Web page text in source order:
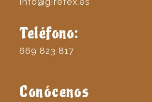
Teléfono:
669 823 817
Conócenos